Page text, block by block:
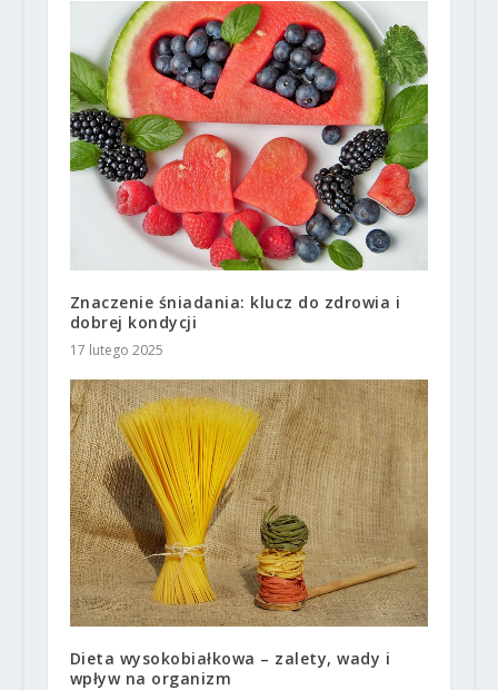
Znaczenie śniadania: klucz do zdrowia i
dobrej kondycji
17 lutego 2025
Dieta wysokobiałkowa – zalety, wady i
wpływ na organizm